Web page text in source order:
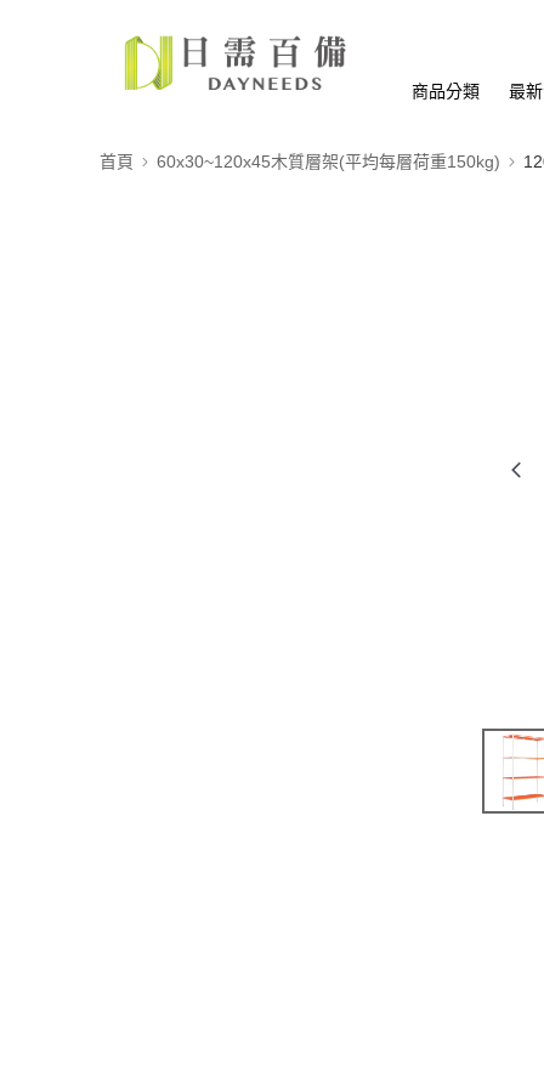
商品分類 最
首頁 60x30~120x45木質層架(平均每層荷重150kg)